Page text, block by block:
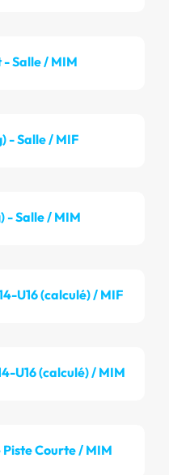
Salle / MIM
- Salle / MIF
- Salle / MIM
U16 (calculé) / MIF
U16 (calculé) / MIM
Courte / MIM